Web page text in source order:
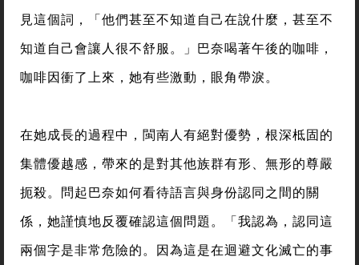
見這個詞，「他們甚至不知道自己在說什麼，甚至不
知道自己會讓人很不舒服。」巴奈喝著午後的咖啡，
咖啡因衝了上來，她有些激動，眼角帶淚。
在她成長的過程中，閩南人有絕對優勢，根深柢固的
集體優越感，帶來的是對其他族群有形、無形的尊嚴
扼殺。問起巴奈如何看待語言與身份認同之間的關
係，她謹慎地反覆確認這個問題。「我認為，認同這
兩個字是非常危險的。因為這是在迴避文化滅亡的事